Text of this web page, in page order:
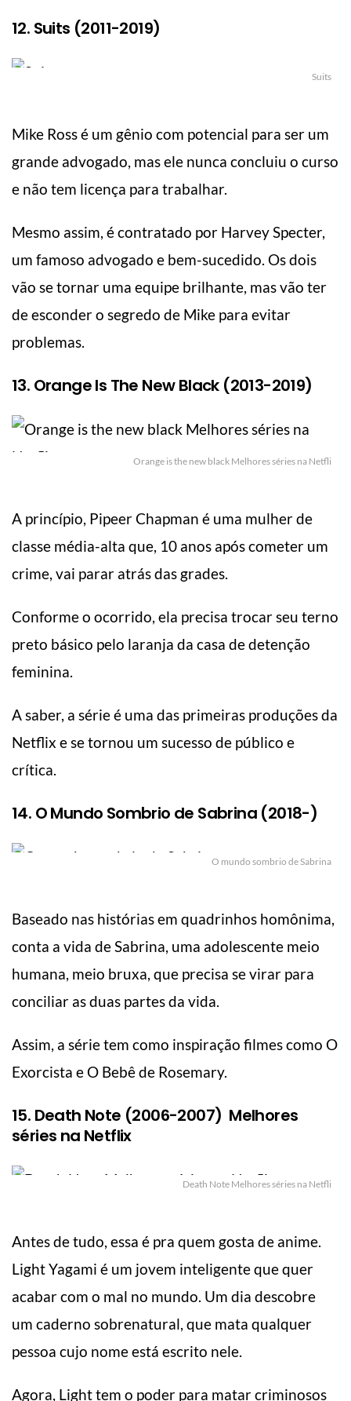
12. Suits (2011-2019)
Suits
Mike Ross é um gênio com potencial para ser um
grande advogado, mas ele nunca concluiu o curso
e não tem licença para trabalhar.
Mesmo assim, é contratado por Harvey Specter,
um famoso advogado e bem-sucedido. Os dois
vão se tornar uma equipe brilhante, mas vão ter
de esconder o segredo de Mike para evitar
problemas.
13. Orange Is The New Black (2013-2019)
Orange is the new black Melhores séries na Netfli
A princípio, Pipeer Chapman é uma mulher de
classe média-alta que, 10 anos após cometer um
crime, vai parar atrás das grades.
Conforme o ocorrido, ela precisa trocar seu terno
preto básico pelo laranja da casa de detenção
feminina.
A saber, a série é uma das primeiras produções da
Netflix e se tornou um sucesso de público e
crítica.
14. O Mundo Sombrio de Sabrina (2018-)
O mundo sombrio de Sabrina
Baseado nas histórias em quadrinhos homônima,
conta a vida de Sabrina, uma adolescente meio
humana, meio bruxa, que precisa se virar para
conciliar as duas partes da vida.
Assim, a série tem como inspiração filmes como O
Exorcista e O Bebê de Rosemary.
15. Death Note (2006-2007) Melhores
séries na Netflix
Death Note Melhores séries na Netfli
Antes de tudo, essa é pra quem gosta de anime.
Light Yagami é um jovem inteligente que quer
acabar com o mal no mundo. Um dia descobre
um caderno sobrenatural, que mata qualquer
pessoa cujo nome está escrito nele.
Agora, Light tem o poder para matar criminosos